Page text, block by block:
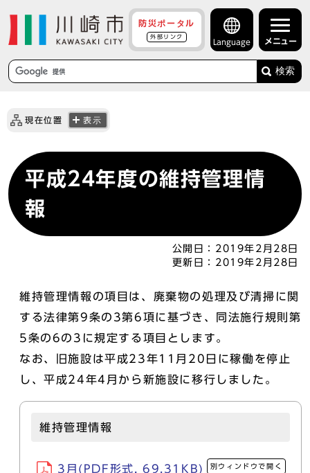
防災ポータル
外部リンク
Language メニュー
検索
現在位置 表示
平成24年度の維持管理情
報
公開日： 2019年2月28日
更新日： 2019年2月28日
維持管理情報の項目は、廃棄物の処理及び清掃に関
する法律第9条の3第6項に基づき、同法施行規則第
5条の6の3に規定する項目とします。
なお、旧施設は平成23年11月20日に稼働を停止
し、平成24年4月から新施設に移行しました。
維持管理情報
3月(PDF形式, 69.31KB) 別ウィンドウで開く